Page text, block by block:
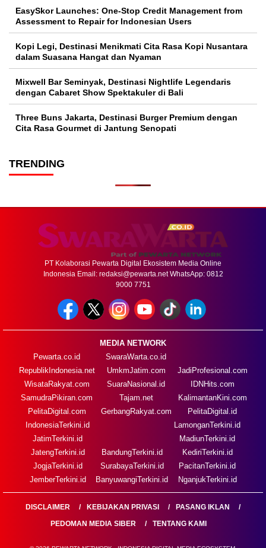
EasySkor Launches: One-Stop Credit Management from
Assessment to Repair for Indonesian Users
Kopi Legi, Destinasi Menikmati Cita Rasa Kopi Nusantara
dalam Suasana Hangat dan Nyaman
Mixwell Bar Seminyak, Destinasi Nightlife Legendaris
dengan Cabaret Show Spektakuler di Bali
Three Buns Jakarta, Destinasi Burger Premium dengan
Cita Rasa Gourmet di Jantung Senopati
TRENDING
PT Kolaborasi Pewarta Digital Ekosistem Media Online
Indonesia Email: redaksi@pewarta.netWhatsApp: 0812
9000 7751
MEDIA NETWORK
Pewarta.co.id
RepublikIndonesia.net
WisataRakyat.com
SamudraPikiran.com
PelitaDigital.com
SwaraWarta.co.id
UmkmJatim.com
SuaraNasional.id
Tajam.net
GerbangRakyat.com
JadiProfesional.com
IDNHits.com
KalimantanKini.com
PelitaDigital.id
IndonesiaTerkini.id
JatimTerkini.id
JatengTerkini.id
JogjaTerkini.id
JemberTerkini.id
BandungTerkini.id
SurabayaTerkini.id
BanyuwangiTerkini.id
LamonganTerkini.id
MadiunTerkini.id
KediriTerkini.id
PacitanTerkini.id
NganjukTerkini.id
DISCLAIMER KEBIJAKAN PRIVASI
PASANG IKLAN
PEDOMAN MEDIA SIBER
TENTANG KAMI